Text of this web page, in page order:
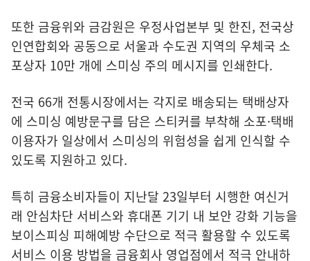
또한 금융위와 금감원은 우정사업본부 및 한진, 전국상
인연합회와 공동으로 서울과 수도권 지역의 우체국 소
포상자 10만 개에 스미싱 주의 메시지를 인쇄한다.
전국 66개 전통시장에서는 각지로 배송되는 택배상자
에 스미싱 예방문구를 담은 스티커를 부착해 소포·택배
이용자가 일상에서 스미싱의 위험성을 쉽게 인식할 수
있도록 지원하고 있다.
특히 금융소비자들이 지난달 23일부터 시행한 여신거
래 안심차단 서비스와 휴대폰 기기 내 보안 강화 기능을
보이스피싱 피해예방 수단으로 적극 활용할 수 있도록
서비스 이용 방법을 금융회사 영업점에서 적극 안내하